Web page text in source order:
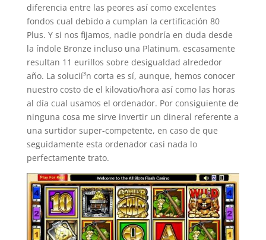
diferencia entre las peores así­ como excelentes
fondos cual debido a cumplan la certificación 80
Plus. Y si nos fijamos, nadie pondrí­a en duda desde
la índole Bronze incluso una Platinum, escasamente
resultan 11 eurillos sobre desigualdad alrededor
año. La solucií³n corta es sí, aunque, hemos conocer
nuestro costo de el kilovatio/hora así­ como las horas
al día cual usamos el ordenador. Por consiguiente de
ninguna cosa me sirve invertir un dineral referente a
una surtidor super-competente, en caso de que
seguidamente esta ordenador casi nada lo
perfectamente trato.